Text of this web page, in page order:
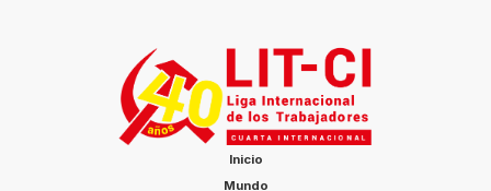
Inicio
Mundo